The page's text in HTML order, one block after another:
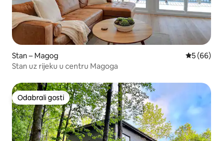
Stan – Magog Prosječna
5 (66)
Stan uz rijeku u centru Magoga
Odabrali gosti
Odabrali gosti